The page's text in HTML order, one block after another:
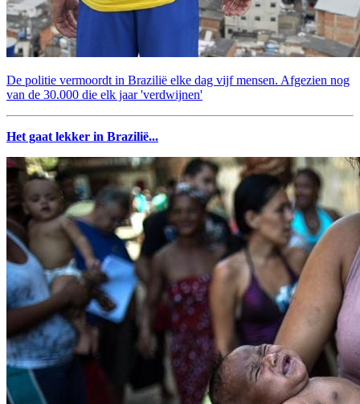
De politie vermoordt in Brazilië elke dag vijf mensen. Afgezien nog
van de 30.000 die elk jaar 'verdwijnen'
Het gaat lekker in Brazilië...